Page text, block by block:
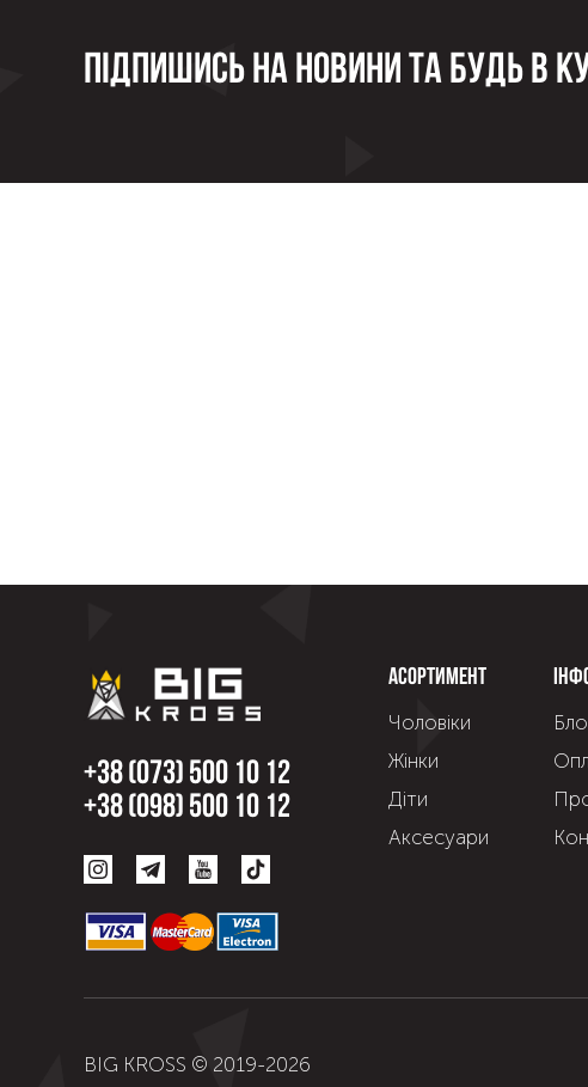
Підпишись на новини та будь в
+38 (073) 500 10 12
+38 (098) 500 10 12
Асортимент
Чоловіки
Жінки
Діти
Аксесуари
BIG KROSS © 2019-2026